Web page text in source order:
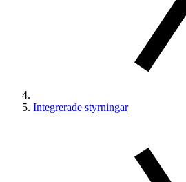
Integrerade styrningar